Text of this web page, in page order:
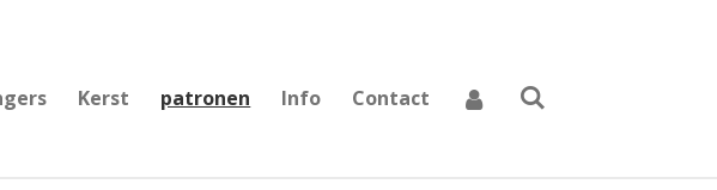
Kerst patronen Info Contact